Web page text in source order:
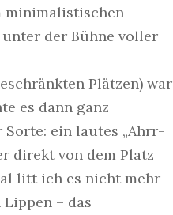
minimalistischen
der Bühne voller
Plätzen) war
es dann ganz
ein lautes „Ahrr-
direkt von dem Platz
litt ich es nicht mehr
– das